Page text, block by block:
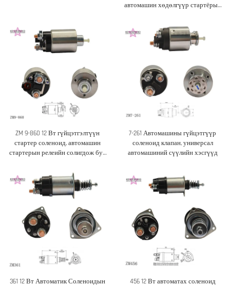
автомашин хөдөлгүүр стартёрын
ZM 9-860 12 Вт гүйцэтгэлтүүн
стартер соленоид, автомашин
стартерын релеийн солигдож буй
7-261 Автомашины гүйцэтгүүр
соленоид клапан, универсал
автомашиний сүүлийн хэсгүүд
361 12 Вт Автоматик Соленоидын
456 12 Вт автоматах соленоид